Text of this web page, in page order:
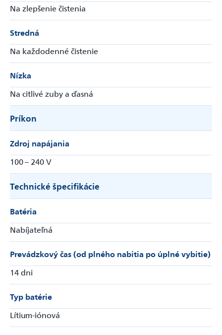
Na zlepšenie čistenia
Stredná
Na každodenné čistenie
Nízka
Na citlivé zuby a ďasná
Príkon
Zdroj napájania
100 – 240 V
Technické špecifikácie
Batéria
Nabíjateľná
Prevádzkový čas (od plného nabitia po úplné vybitie)
14 dni
Typ batérie
Lítium-iónová